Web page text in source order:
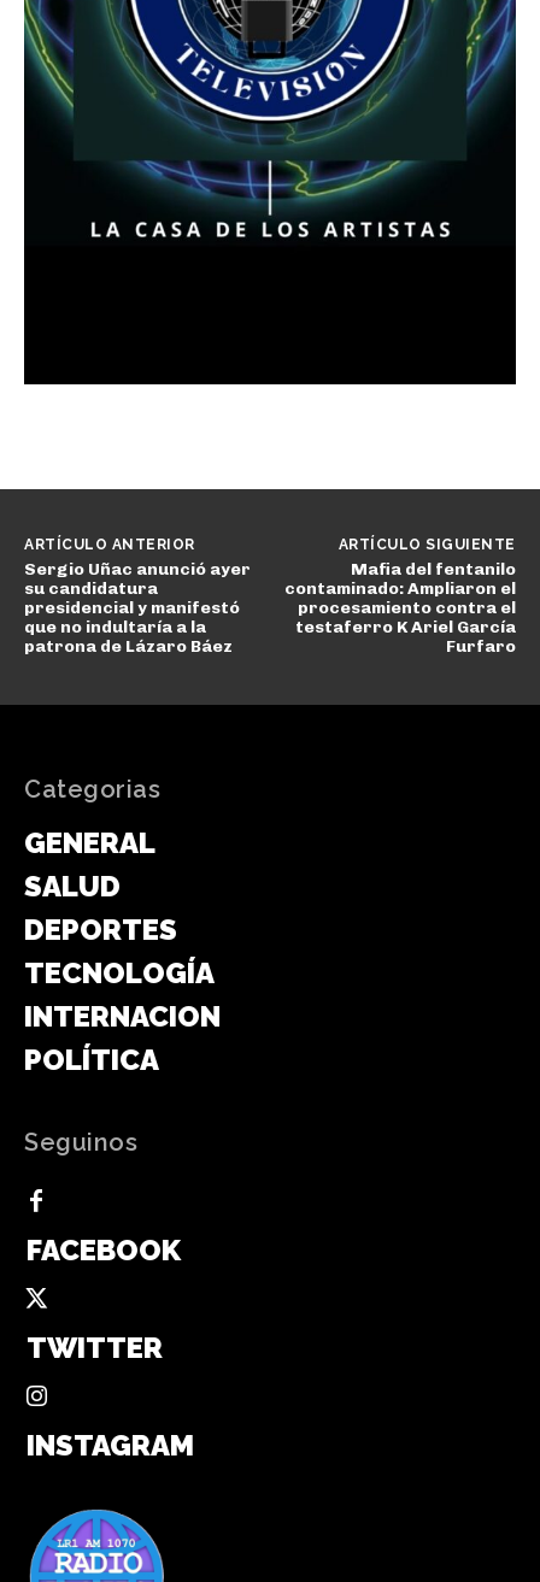
ARTÍCULO ANTERIOR
Sergio Uñac anunció ayer
su candidatura
presidencial y manifestó
que no indultaría a la
patrona de Lázaro Báez
ARTÍCULO SIGUIENTE
Mafia del fentanilo
contaminado: Ampliaron el
procesamiento contra el
testaferro K Ariel García
Furfaro
Categorias
GENERAL
SALUD
DEPORTES
TECNOLOGÍA
INTERNACIONAL
POLÍTICA
Seguinos
FACEBOOK
TWITTER
INSTAGRAM